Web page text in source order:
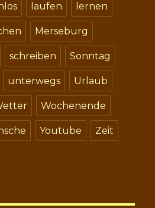
laufen lernen
Merseburg
schreiben Sonntag
unterwegs Urlaub
Wochenende
Youtube Zeit